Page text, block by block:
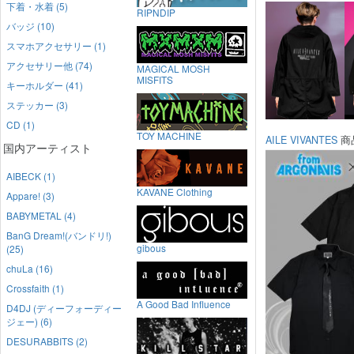
AILE VIVANTES 商
下着・水着 (5)
バッジ (10)
スマホアクセサリー (1)
アクセサリー他 (74)
キーホルダー (41)
ステッカー (3)
CD (1)
国内アーティスト
AIBECK (1)
Appare! (3)
BABYMETAL (4)
BanG Dream!(バンドリ!)
(25)
chuLa (16)
Crossfaith (1)
D4DJ (ディーフォーディー
ジェー) (6)
DESURABBITS (2)
RIPNDIP
MAGICAL MOSH
MISFITS
TOY MACHINE
KAVANE Clothing
gibous
A Good Bad Influence